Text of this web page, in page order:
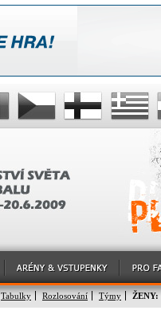
Tabulky Rozlosování Týmy ŽENY: